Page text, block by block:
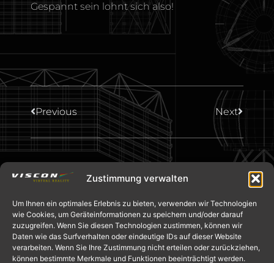
Zustimmung verwalten
Um Ihnen ein optimales Erlebnis zu bieten, verwenden wir Technologien
wie Cookies, um Geräteinformationen zu speichern und/oder darauf
zuzugreifen. Wenn Sie diesen Technologien zustimmen, können wir
Daten wie das Surfverhalten oder eindeutige IDs auf dieser Website
verarbeiten. Wenn Sie Ihre Zustimmung nicht erteilen oder zurückziehen,
können bestimmte Merkmale und Funktionen beeinträchtigt werden.
Gespannt sein lohnt sich also!
Previous Next